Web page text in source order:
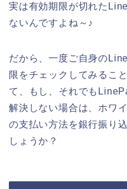
実は有効期限が切れた
ないんですよね～♪
だから、一度ご自身の
限をチェックしてみるこ
て、もし、それでも
解決しない場合は、ホワ
の支払い方法を銀行振り
しょうか？